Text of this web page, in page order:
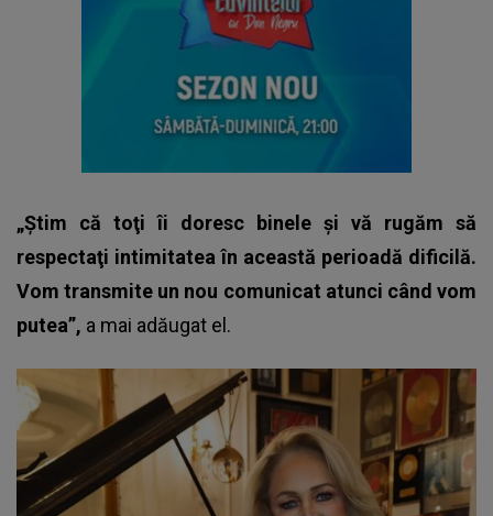
„Ştim că toţi îi doresc binele şi vă rugăm să
respectaţi intimitatea în această perioadă dificilă.
Vom transmite un nou comunicat atunci când vom
putea”, a mai adăugat el.